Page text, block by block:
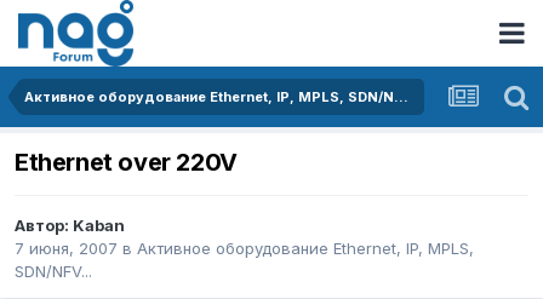
Активное оборудование Ethernet, IP, MPLS, SDN/NFV...
Ethernet over 220V
Автор: Kaban
7 июня, 2007 в Активное оборудование Ethernet, IP, MPLS,
SDN/NFV...